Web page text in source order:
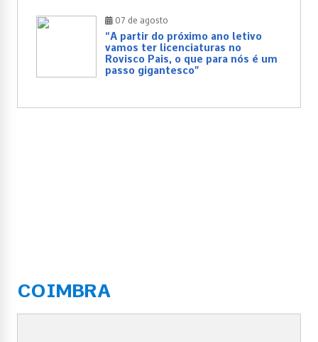
07 de agosto
“A partir do próximo ano letivo
vamos ter licenciaturas no
Rovisco Pais, o que para nós é um
passo gigantesco”
COIMBRA